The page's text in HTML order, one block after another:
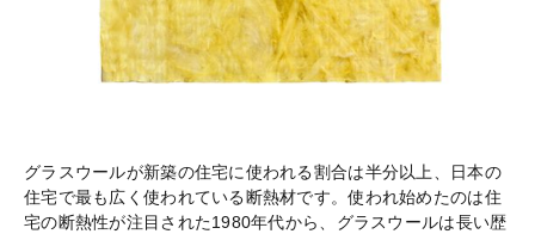
グラスウールが新築の住宅に使われる割合は半分以上、日本の
住宅で最も広く使われている断熱材です。使われ始めたのは住
宅の断熱性が注目された1980年代から、グラスウールは長い歴